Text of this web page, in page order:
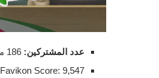
عدد المشتركين:
Favikon Score: 9,547 نقطة